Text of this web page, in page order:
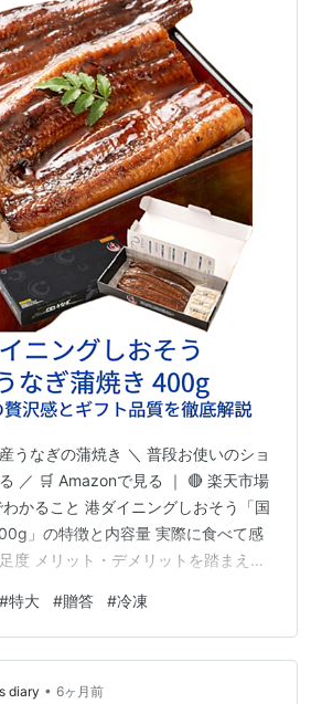
うなぎの蒲焼き ＼ 普段お使いのショ
／ 🛒 Amazonで見る ｜ 🔴 楽天市場
かること 港ダイニングしおそう「国
」の特徴と内容量 実際に食べて感
度 メリット・デメリットを踏まえた
要｜港ダイニングしおそう 国産うな
イニングしおそうの「国産うなぎ蒲
大サイズのうなぎ（約200g×2尾）
フト仕様の高品質な商品です。 国産
#特大 #贈答 #冷凍
diary • 6ヶ月前